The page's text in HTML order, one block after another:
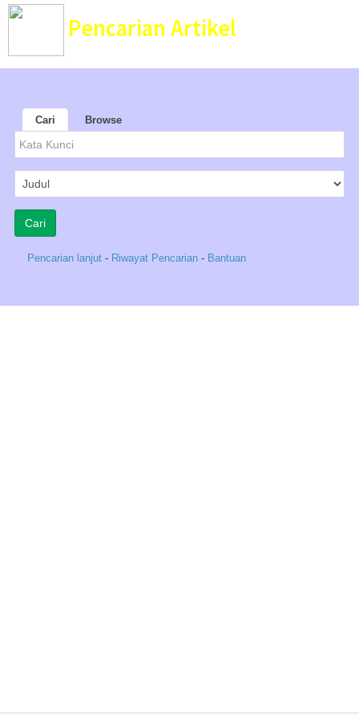
Pencarian Artikel
Cari Browse
Pencarian lanjut - Riwayat Pencarian - Bantuan